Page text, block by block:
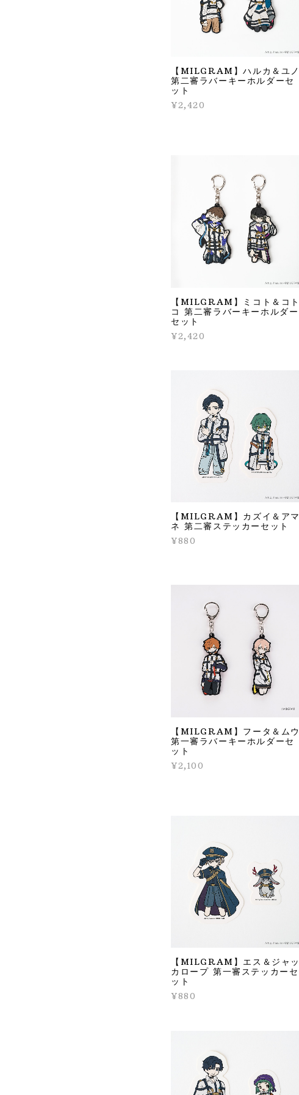
【MILGRAM】ハルカ＆ユノ
第二審ラバーキーホルダーセ
ット
¥2,420
【MILGRAM】ミコト＆コト
コ 第二審ラバーキーホルダー
セット
¥2,420
【MILGRAM】カズイ＆アマ
ネ 第二審ステッカーセット
¥880
【MILGRAM】フータ＆ムウ
第一審ラバーキーホルダーセ
ット
¥2,100
【MILGRAM】エス＆ジャッ
カロープ 第一審ステッカーセ
ット
¥880